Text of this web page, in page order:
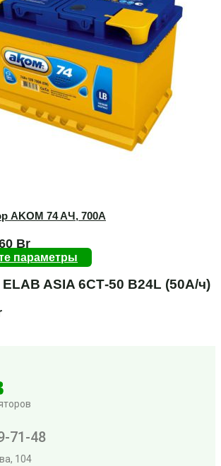
AKOM 74 AЧ, 700А
Br
параметры
ASIA 6СТ-50 B24L (50А/ч)
71-48
104